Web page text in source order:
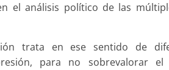
el análisis político de las
trata en ese sentido de
para no sobrevalorar